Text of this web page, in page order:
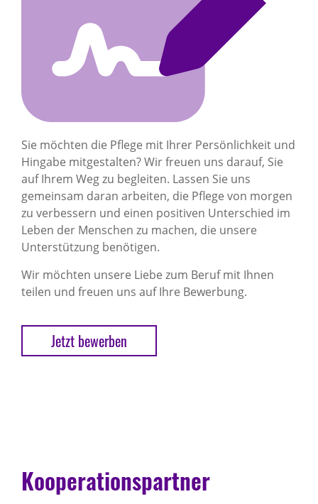
Sie möchten die Pflege mit Ihrer Persönlichkeit und
Hingabe mitgestalten? Wir freuen uns darauf, Sie
auf Ihrem Weg zu begleiten. Lassen Sie uns
gemeinsam daran arbeiten, die Pflege von morgen
zu verbessern und einen positiven Unterschied im
Leben der Menschen zu machen, die unsere
Unterstützung benötigen.
Wir möchten unsere Liebe zum Beruf mit Ihnen
teilen und freuen uns auf Ihre Bewerbung.
Jetzt bewerben
Kooperationspartner